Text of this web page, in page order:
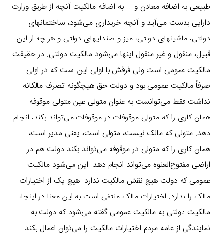
طبیعی به اضافه معادن و … به اضافه مالکیت آنچه از طریق وزارت
دارایی بدست می‌آید و آنچه خریداری می‌شود، ساختمانهای
دولتی، ماشینهای دولتی، میز و صندلیهای دولتی و هر چه از این
قبیل، منقول و غیر منقول اینها می‌شود مالکیت دولتی. در حقیقت
مالکیت عمومی است ولی فرقش با اولی این است که در اولی
صرفاً مالکیت عمومی بود و دولت حق هیچگونه تصرف مالکانه
نداشت فقط می‌توانست به عنوان متولی عین متولی موقوفه
همان کاری را که متولی موقوفات در موقوفات می‌تواند بکند، انجام
دهد. متولی که مالک نیست، متولی است، یعنی مدیر است،
همان کاری را که متولی در موقوفه می‌تواند بکند دولت هم در
اراضی مفتوح‌العنوه می‌تواند انجام دهد. این می‌شود مالکیت
عمومی که دولت هیچ نقش مالکیت ندارد. هیچ یک از اختیارات
مالک را ندارد. اختیارات مالک منتفی است به این معنا در اینجا،
مالکیت دولتی به مالکیت عمومی گفته می‌شود که دولت به
نمایندگی از عامه مردم اختیارات مالکیت را می‌توان اعمال بکند